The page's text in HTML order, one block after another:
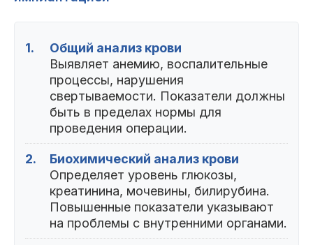
1.
Общий анализ крови
Выявляет анемию, воспалительные
процессы, нарушения
свертываемости. Показатели должны
быть в пределах нормы для
проведения операции.
2.
Биохимический анализ крови
Определяет уровень глюкозы,
креатинина, мочевины, билирубина.
Повышенные показатели указывают
на проблемы с внутренними органами.